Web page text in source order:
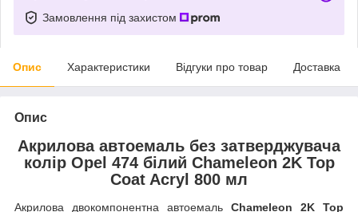
Замовлення під захистом
Опис Характеристики Відгуки про товар Доставка
Опис
Акрилова автоемаль без затверджувача
колір Opel 474 білий Chameleon 2K Top
Coat Acryl 800 мл
Акрилова двокомпонентна автоемаль Chameleon 2K Top